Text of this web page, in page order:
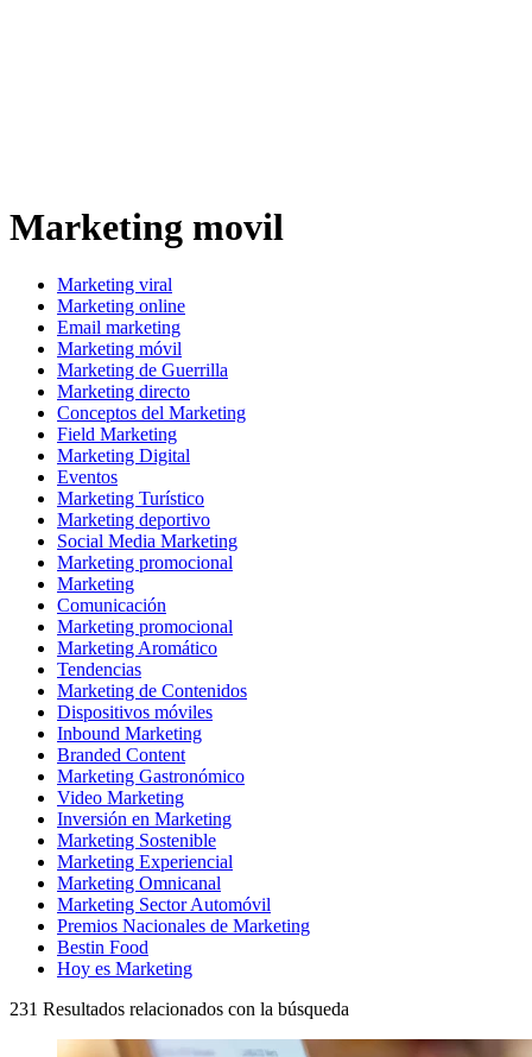
Marketing movil
Marketing viral
Marketing online
Email marketing
Marketing móvil
Marketing de Guerrilla
Marketing directo
Conceptos del Marketing
Field Marketing
Marketing Digital
Eventos
Marketing Turístico
Marketing deportivo
Social Media Marketing
Marketing promocional
Marketing
Comunicación
Marketing promocional
Marketing Aromático
Tendencias
Marketing de Contenidos
Dispositivos móviles
Inbound Marketing
Branded Content
Marketing Gastronómico
Video Marketing
Inversión en Marketing
Marketing Sostenible
Marketing Experiencial
Marketing Omnicanal
Marketing Sector Automóvil
Premios Nacionales de Marketing
Bestin Food
Hoy es Marketing
231 Resultados relacionados con la búsqueda